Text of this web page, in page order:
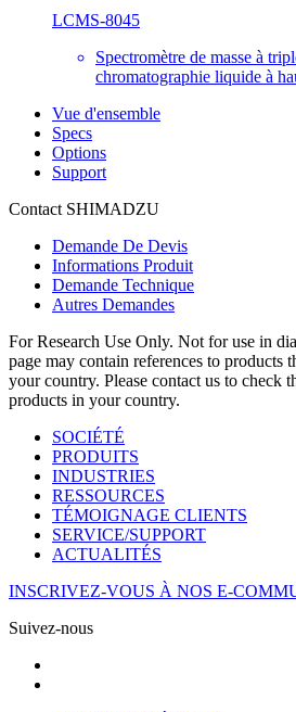
LCMS-8045
Spectromètre de masse à
chromatographie liquide à
Vue d'ensemble
Specs
Options
Support
Contact SHIMADZU
Demande De Devis
Informations Produit
Demande Technique
Autres Demandes
For Research Use Only. Not for use in
page may contain references to products
your country. Please contact us to check
products in your country.
SOCIÉTÉ
PRODUITS
INDUSTRIES
RESSOURCES
TÉMOIGNAGE CLIENTS
SERVICE/SUPPORT
ACTUALITÉS
INSCRIVEZ-VOUS À NOS E-
Suivez-nous